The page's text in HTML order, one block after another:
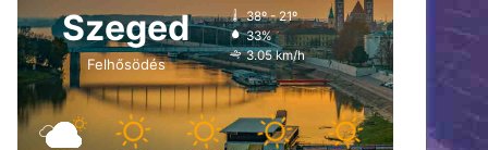
Szeged
Felhősödés
38º - 21º
33%
3.05 km/h